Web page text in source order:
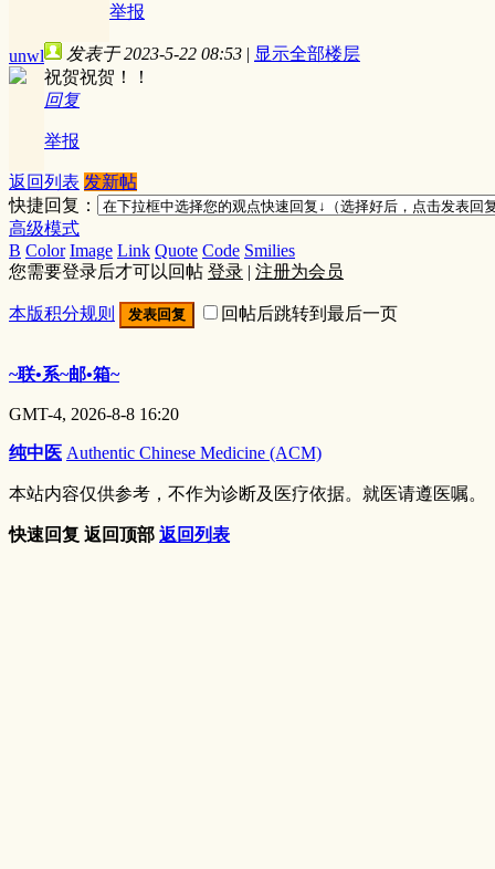
举报
unwl 发表于 2023-5-22 08:53 | 显示全部楼层
祝贺祝贺！！
回复
举报
返回列表 发新帖
快捷回复：
高级模式
B Color Image Link Quote Code Smilies
您需要登录后才可以回帖 登录 | 注册为会员
本版积分规则 发表回复 回帖后跳转到最后一页
~联•系~邮•箱~
GMT-4, 2026-8-8 16:20
纯中医 Authentic Chinese Medicine (ACM)
本站内容仅供参考，不作为诊断及医疗依据。就医请遵医嘱。
快速回复 返回顶部 返回列表